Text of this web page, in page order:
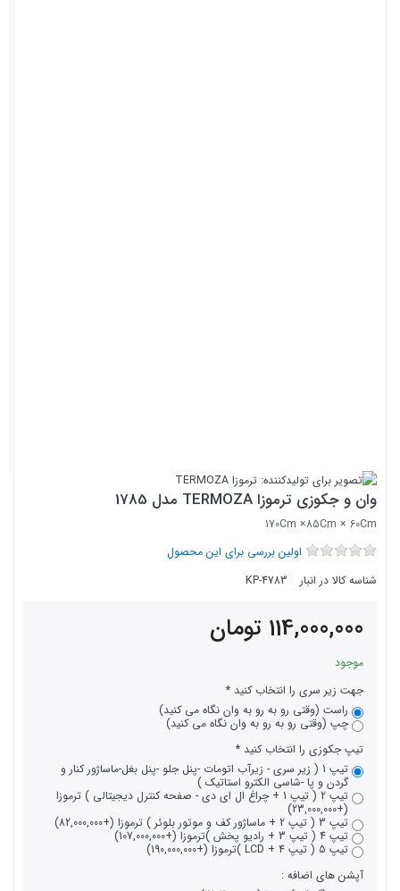
وان و جکوزی ترموزا TERMOZA مدل 1785
170Cm ×85Cm × 60Cm
اولین بررسی برای این محصول
شناسه کالا در انبار
KP-4783
114,000,000 تومان
موجود
جهت زیر سری را انتخاب کنید
راست (وقتی رو به رو به وان نگاه می کنید)
چپ (وقتی رو به رو به وان نگاه می کنید)
تیپ جکوزی را انتخاب کنید
تیپ 1 ( زیر سری - زیرآب اتومات -پنل جلو -پنل بغل-ماساژور کنار و
گردن و پا -شاسی الکترو استاتیک )
تیپ 2 ( تیپ 1 + چراغ ال ای دی - صفحه کنترل دیجیتالی ) ترموزا
(+23,000,000)
تیپ 3 ( تیپ 2 + ماساژور کف و موتور بلوئر ) ترموزا (+82,000,000)
تیپ 4 ( تیپ 3 + رادیو پخش )ترموزا (+107,000,000)
تیپ 5 ( تیپ 4 + LCD )ترموزا (+190,000,000)
آپشن های اضافه :